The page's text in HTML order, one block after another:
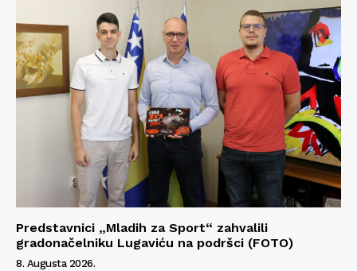
O nama
Kontakt
Impressum
Predstavnici „Mladih za Sport“ zahvalili
gradonačelniku Lugaviću na podršci (FOTO)
8. Augusta 2026.